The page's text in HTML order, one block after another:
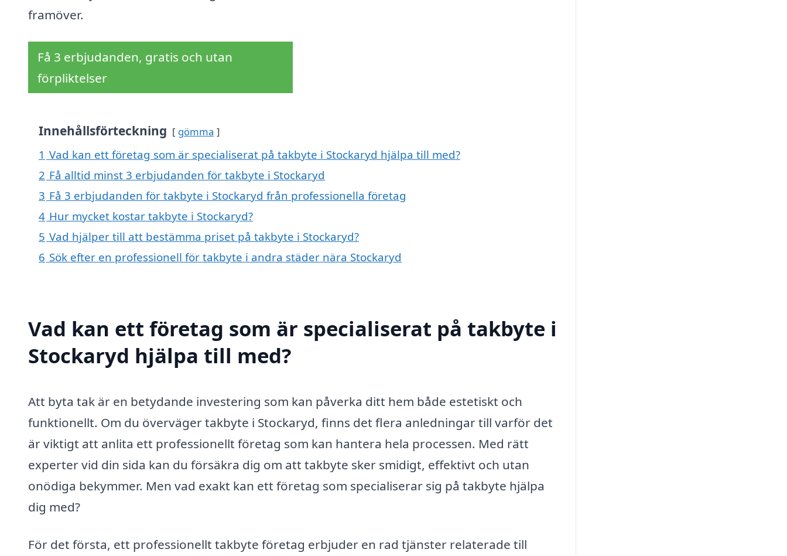
framöver.
Få 3 erbjudanden, gratis och utan
förpliktelser
Innehållsförteckning gömma
1 Vad kan ett företag som är specialiserat på takbyte i Stockaryd hjälpa till med?
2 Få alltid minst 3 erbjudanden för takbyte i Stockaryd
3 Få 3 erbjudanden för takbyte i Stockaryd från professionella företag
4 Hur mycket kostar takbyte i Stockaryd?
5 Vad hjälper till att bestämma priset på takbyte i Stockaryd?
6 Sök efter en professionell för takbyte i andra städer nära Stockaryd
Vad kan ett företag som är specialiserat på takbyte i
Stockaryd hjälpa till med?
Att byta tak är en betydande investering som kan påverka ditt hem både estetiskt och
funktionellt. Om du överväger takbyte i Stockaryd, finns det flera anledningar till varför det
är viktigt att anlita ett professionellt företag som kan hantera hela processen. Med rätt
experter vid din sida kan du försäkra dig om att takbyte sker smidigt, effektivt och utan
onödiga bekymmer. Men vad exakt kan ett företag som specialiserar sig på takbyte hjälpa
dig med?
För det första, ett professionellt takbyte företag erbjuder en rad tjänster relaterade till